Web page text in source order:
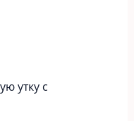
утку с